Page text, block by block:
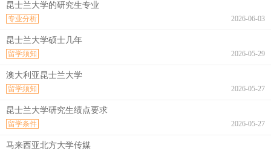
昆士兰大学的研究生专业
2026-06-03
专业分析
昆士兰大学硕士几年
2026-05-29
留学须知
澳大利亚昆士兰大学
2026-05-27
留学须知
昆士兰大学研究生绩点要求
2026-05-27
留学条件
马来西亚北方大学传媒